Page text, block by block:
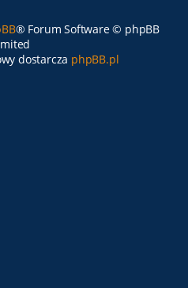
® Forum Software © phpBB
dostarcza phpBB.pl